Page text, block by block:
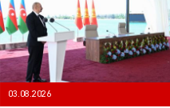
03.08.2026